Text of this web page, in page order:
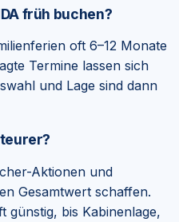
früh buchen?
oft 6–12 Monate
Termine lassen sich
und Lage sind dann
Aktionen und
Gesamtwert schaffen.
günstig, bis Kabinenlage,